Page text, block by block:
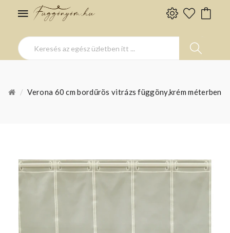
Verona 60 cm bordűrös vitrázs függöny,krém méterben